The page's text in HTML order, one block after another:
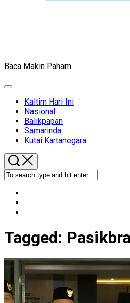
Baca Makin Paham
Expand
Kaltim Hari Ini
Nasional
Balikpapan
Samarinda
Kutai Kartanegara
Tagged: